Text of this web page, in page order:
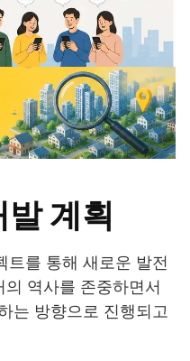
계획
트를 통해 새로운 발전
역사를 존중하면서
는 방향으로 진행되고